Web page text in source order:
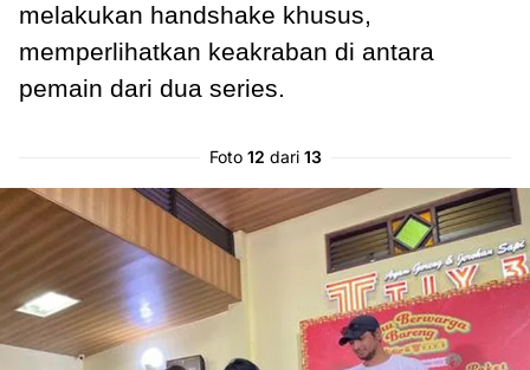
melakukan handshake khusus,
memperlihatkan keakraban di antara
pemain dari dua series.
Foto 12 dari 13